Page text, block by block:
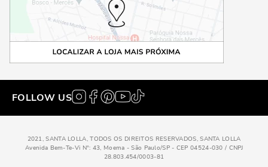
FOLLOW US
2021, SANTA LOLLA, TODOS OS DIREITOS RESERVADOS, SANTA LOLLA
Avenida Bem-Te-Vi N°: 43, Moema - São Paulo/SP - CEP 04524-030 / CNPJ
28.803.454/0003-81